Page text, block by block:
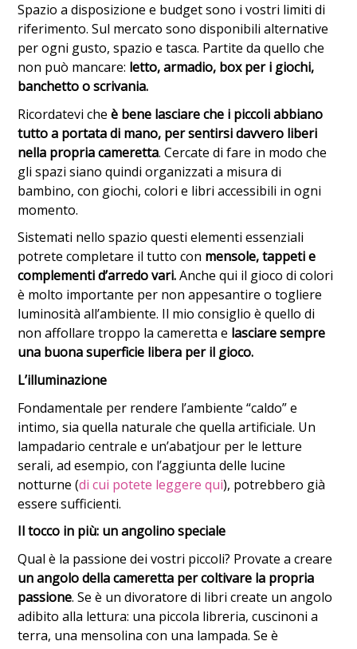
Spazio a disposizione e budget sono i vostri limiti di
riferimento. Sul mercato sono disponibili alternative
per ogni gusto, spazio e tasca. Partite da quello che
non può mancare: letto, armadio, box per i giochi,
banchetto o scrivania.
Ricordatevi cheè bene lasciare che i piccoli abbiano
tutto a portata di mano, per sentirsi davvero liberi
nella propria cameretta. Cercate di fare in modo che
gli spazi siano quindi organizzati a misura di
bambino, con giochi, colori e libri accessibili in ogni
momento.
Sistemati nello spazio questi elementi essenziali
potrete completare il tutto con mensole, tappeti e
complementi d’arredo vari.Anche qui il gioco di colori
è molto importante per non appesantire o togliere
luminosità all’ambiente. Il mio consiglio è quello di
non affollare troppo la cameretta e lasciare sempre
una buona superficie libera per il gioco.
L’illuminazione
Fondamentale per rendere l’ambiente “caldo” e
intimo, sia quella naturale che quella artificiale. Un
lampadario centrale e un’abatjour per le letture
serali, ad esempio, con l’aggiunta delle lucine
notturne (di cui potete leggere qui), potrebbero già
essere sufficienti.
Il tocco in più: un angolino speciale
Qual è la passione dei vostri piccoli? Provate a creare
un angolo della cameretta per coltivare la propria
passione. Se è un divoratore di libri create un angolo
adibito alla lettura: una piccola libreria, cuscinoni a
terra, una mensolina con una lampada. Se è